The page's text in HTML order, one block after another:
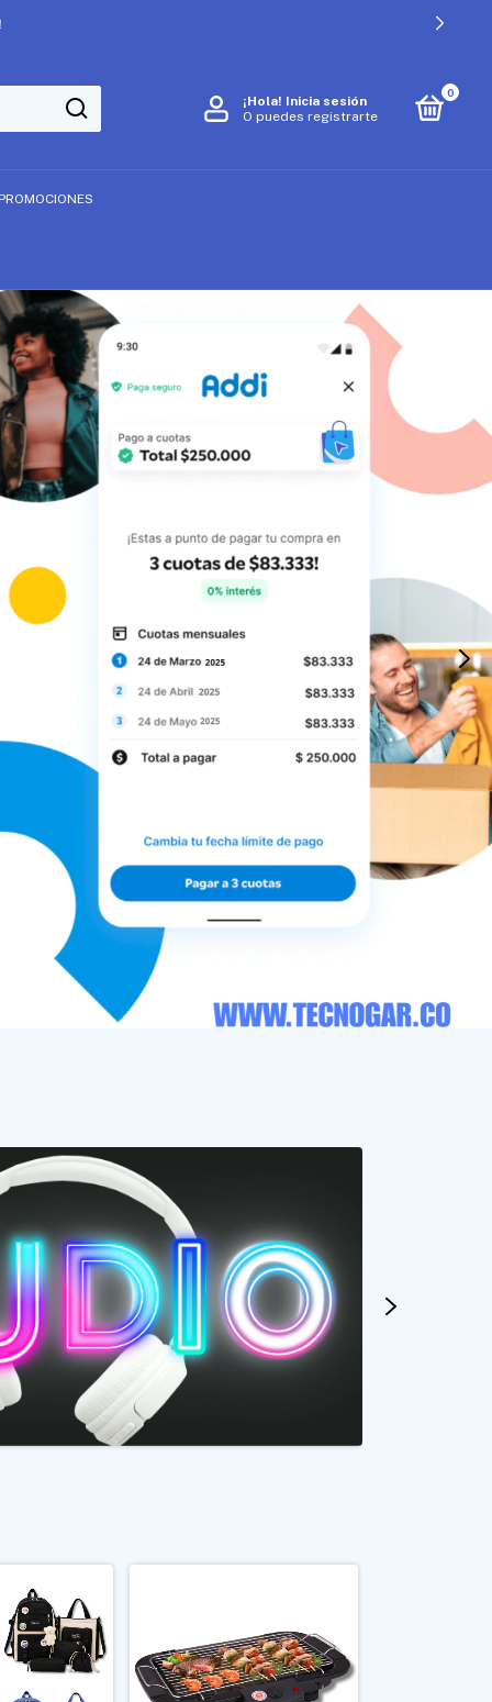
¡Hola! Inicia sesión
O puedes registrarte
0